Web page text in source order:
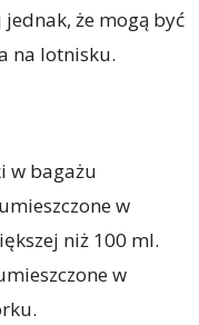
że mogą być
na lotnisku.
w bagażu
w
niż 100 ml.
w